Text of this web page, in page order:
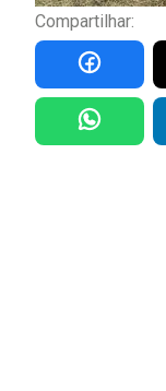
Compartilhar: